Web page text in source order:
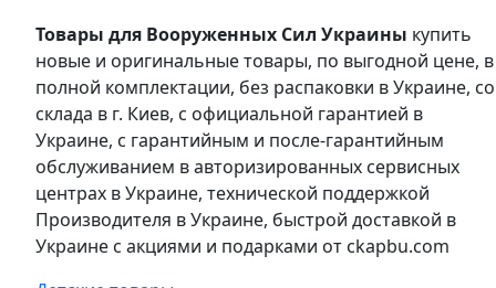
Товары для Вооруженных Сил Украины купить
новые и оригинальные товары, по выгодной цене, в
полной комплектации, без распаковки в Украине, со
склада в г. Киев, с официальной гарантией в
Украине, с гарантийным и после-гарантийным
обслуживанием в авторизированных сервисных
центрах в Украине, технической поддержкой
Производителя в Украине, быстрой доставкой в
Украине с акциями и подарками от ckapbu.com